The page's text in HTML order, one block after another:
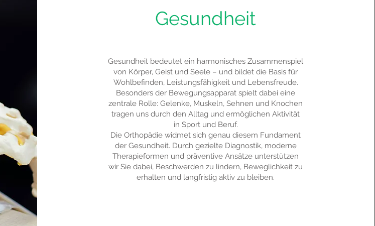
Gesundheit
Gesundheit bedeutet ein harmonisches Zusammenspiel
von Körper, Geist und Seele – und bildet die Basis für
Wohlbefinden, Leistungsfähigkeit und Lebensfreude.
Besonders der Bewegungsapparat spielt dabei eine
zentrale Rolle: Gelenke, Muskeln, Sehnen und Knochen
tragen uns durch den Alltag und ermöglichen Aktivität
in Sport und Beruf.
Die Orthopädie widmet sich genau diesem Fundament
der Gesundheit. Durch gezielte Diagnostik, moderne
Therapieformen und präventive Ansätze unterstützen
wir Sie dabei, Beschwerden zu lindern, Beweglichkeit zu
erhalten und langfristig aktiv zu bleiben.